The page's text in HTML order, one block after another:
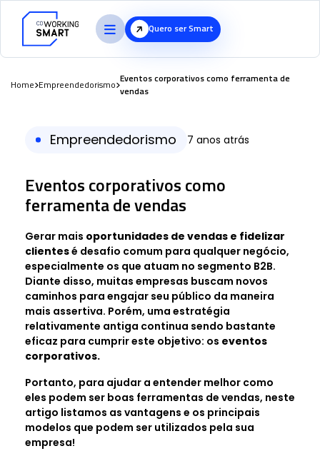
Quero ser Smart
Home Empreendedorismo Eventos corporativos como ferramenta de
vendas
Empreendedorismo 7 anos atrás
Eventos corporativos como
ferramenta de vendas
Gerar mais oportunidades de vendas e fidelizar
clientesé desafio comum para qualquer negócio,
especialmente os que atuam no segmento B2B.
Diante disso, muitas empresas buscam novos
caminhos para engajar seu público da maneira
mais assertiva. Porém, uma estratégia
relativamente antiga continua sendo bastante
eficaz para cumprir este objetivo: os eventos
corporativos.
Portanto, para ajudar a entender melhor como
eles podem ser boas ferramentas de vendas, neste
artigo listamos as vantagens e os principais
modelos que podem ser utilizados pela sua
empresa!